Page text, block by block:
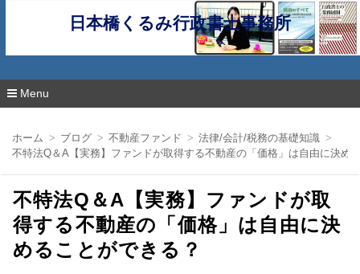
日本橋くるみ行政書士事務所
Menu
ホーム ブログ 不動産ファンド
法律/会計/税務の基礎知識
不特法Q＆A【実務】ファンドが取得する不動産の「価格」は自由に決め
不特法Q＆A【実務】ファンドが取
得する不動産の「価格」は自由に決
めることができる？